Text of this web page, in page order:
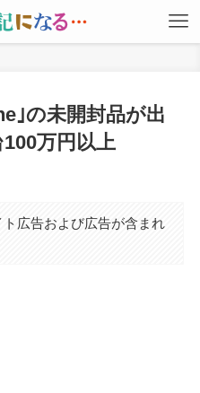
｣の未開封品が出
万円以上
広告および広告が含まれ